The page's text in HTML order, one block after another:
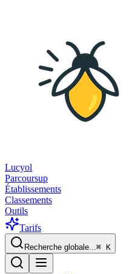
Lucyol
Parcoursup
Établissements
Classements
Outils
Tarifs
Recherche globale...⌘ K